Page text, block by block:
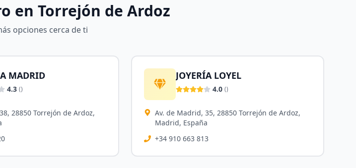
en Torrejón de Ardoz
opciones cerca de ti
MADRID
4.3 ()
28850 Torrejón de Ardoz,
JOYERÍA LOYEL
4.0 ()
Av. de Madrid, 35, 28850 Torrejón de Ardoz,
Madrid, España
+34 910 663 813